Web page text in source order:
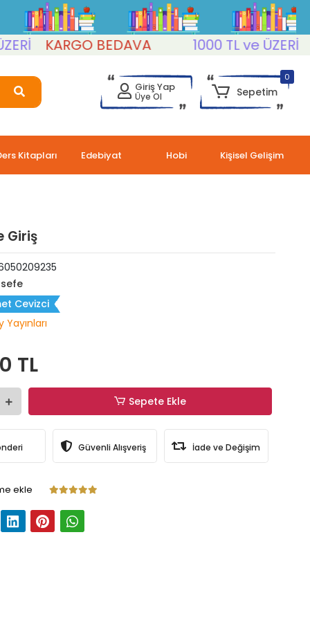
KARGO BEDAVA 1000 TL ve ÜZERİ
Giriş Yap
Üye Ol
0
Sepetim
Kitapları Edebiyat Hobi Kişisel Gelişim
Giriş
Cevizci
Yayınları
TL
Sepete Ekle
Güvenli Alışveriş İade ve Değişim
ekle